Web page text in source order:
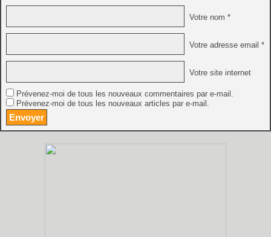
Votre nom *
Votre adresse email *
Votre site internet
Prévenez-moi de tous les nouveaux commentaires par e-mail.
Prévenez-moi de tous les nouveaux articles par e-mail.